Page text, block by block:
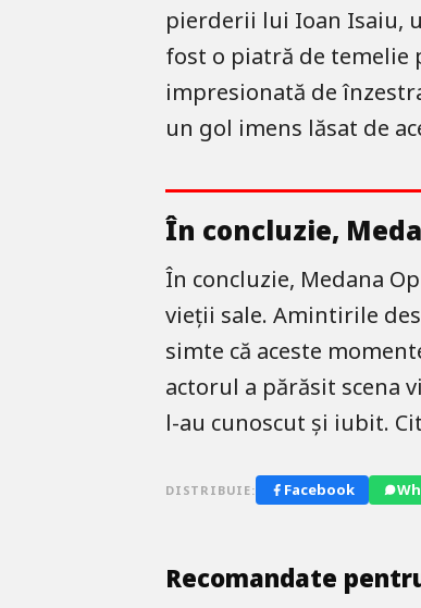
pierderii lui Ioan Isaiu,
fost o piatră de temelie
impresionată de
un gol imens lăsat de
În concluzie,
În concluzie, Medana
vieții sale. Amintirile
simte că aceste
actorul a părăsit scena
l-au cunoscut și iubit.
DISTRIBUIE: Facebook
Recomandate